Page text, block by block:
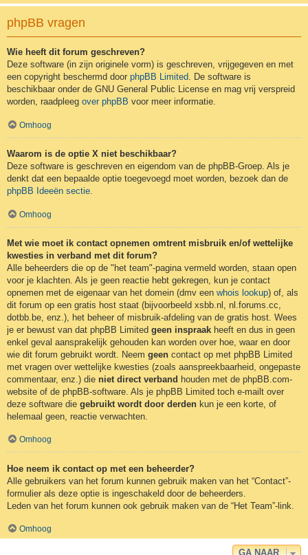
phpBB vragen
Wie heeft dit forum geschreven?
Deze software (in zijn originele vorm) is geschreven, vrijgegeven en met
een copyright beschermd door phpBB Limited. De software is
beschikbaar onder de GNU General Public License en mag vrij verspreid
worden, raadpleeg over phpBB voor meer informatie.
Omhoog
Waarom is de optie X niet beschikbaar?
Deze software is geschreven en eigendom van de phpBB-Groep. Als je
denkt dat een bepaalde optie toegevoegd moet worden, bezoek dan de
phpBB Ideeën sectie.
Omhoog
Met wie moet ik contact opnemen omtrent misbruik en/of wettelijke
kwesties in verband met dit forum?
Alle beheerders die op de "het team"-pagina vermeld worden, staan open
voor je klachten. Als je geen reactie hebt gekregen, kun je contact
opnemen met de eigenaar van het domein (dmv een whois lookup) of, als
dit forum op een gratis host staat (bijvoorbeeld xsbb.nl, nl.forums.cc,
dotbb.be, enz.), het beheer of misbruik-afdeling van de gratis host. Wees
je er bewust van dat phpBB Limited geen inspraak heeft en dus in geen
enkel geval aansprakelijk gehouden kan worden over hoe, waar en door
wie dit forum gebruikt wordt. Neem geen contact op met phpBB Limited
met vragen over wettelijke kwesties (zoals aanspreekbaarheid, ongepaste
commentaar, enz.) die niet direct verband houden met de phpBB.com-
website of de phpBB-software. Als je phpBB Limited toch e-mailt over
deze software die gebruikt wordt door derden kun je een korte, of
helemaal geen, reactie verwachten.
Omhoog
Hoe neem ik contact op met een beheerder?
Alle gebruikers van het forum kunnen gebruik maken van het “Contact”-
formulier als deze optie is ingeschakeld door de beheerders.
Leden van het forum kunnen ook gebruik maken van de “Het Team”-link.
Omhoog
GA NAAR